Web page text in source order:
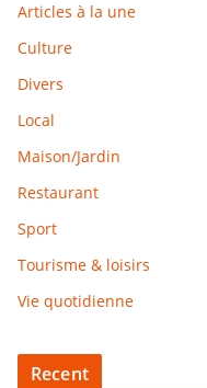
Articles à la une
Culture
Divers
Local
Maison/Jardin
Restaurant
Sport
Tourisme & loisirs
Vie quotidienne
Recent